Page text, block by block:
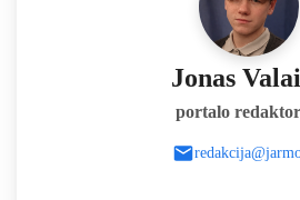
Jonas
portalo